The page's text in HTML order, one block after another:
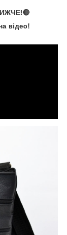
відео!